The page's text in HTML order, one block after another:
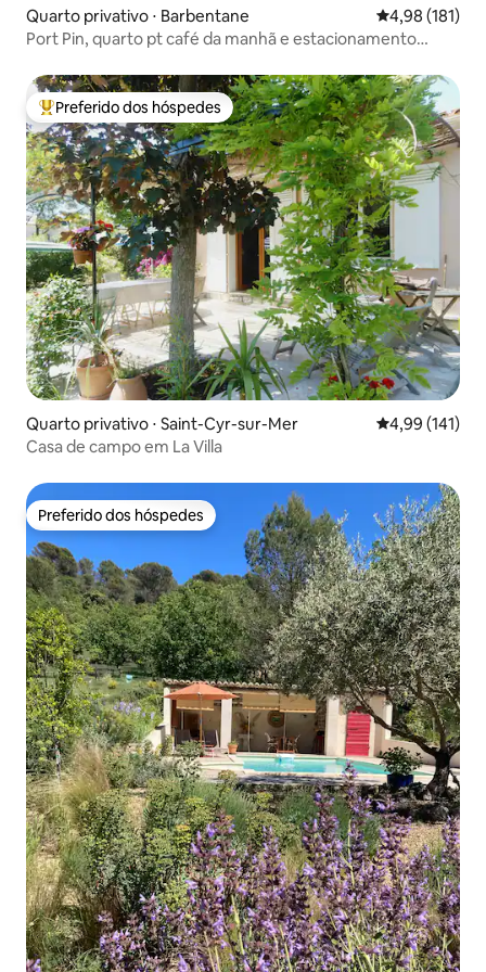
Quarto privativo ⋅ Barbentane 4,98 de uma
4,98 (181)
Port Pin, quarto pt café da manhã e estacionamento
Entre os melhores preferidos dos hóspedes
Preferido dos hóspedes
Quarto privativo ⋅ Saint-Cyr-sur-Mer 4,99 de uma
4,99 (141)
Casa de campo em La Villa
Preferido dos hóspedes
Preferido dos hóspedes